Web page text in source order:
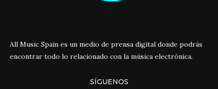
All Music Spain es un medio de prensa digital donde podrás
encontrar todo lo relacionado con la música electrónica.
SÍGUENOS